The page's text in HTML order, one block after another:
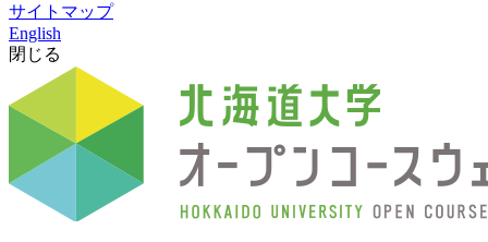
サイトマップ
English
閉じる